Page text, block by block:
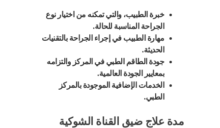
خبرة الطبيب، والتي تمكنه من اختيار نوع
الجراحة المناسبة للحالة.
مهارة الطبيب في إجراء الجراحة بالتقنيات
الحديثة.
جودة الطاقم الطبي في المركز والتزامه
بمعايير الجودة العالمية.
الخدمات الإضافية الموجودة بالمركز
الطبي.
مدة علاج ضيق القناة الشوكية